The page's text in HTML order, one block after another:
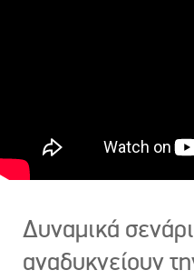
Δυναμικά
αναδυκνείουν